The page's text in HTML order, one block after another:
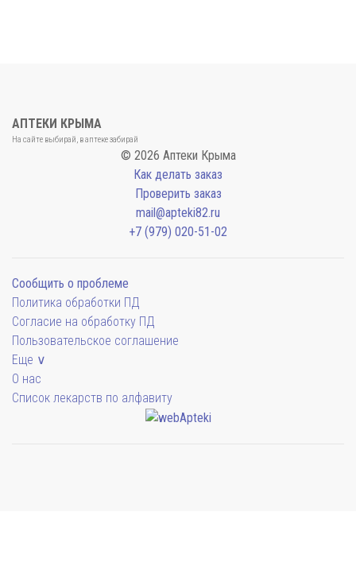
АПТЕКИ КРЫМА
На сайте выбирай, в аптеке забирай
© 2026 Аптеки Крыма
Как делать заказ
Проверить заказ
mail@apteki82.ru
+7 (979) 020-51-02
Сообщить о проблеме
Политика обработки ПД
Согласие на обработку ПД
Пользовательское соглашение
Еще ∨
О нас
Список лекарств по алфавиту